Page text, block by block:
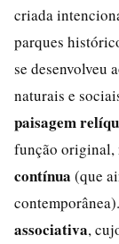
criada
parques
se desenvolveu
naturais e
paisagem
função original,
contínua (que
associativa,